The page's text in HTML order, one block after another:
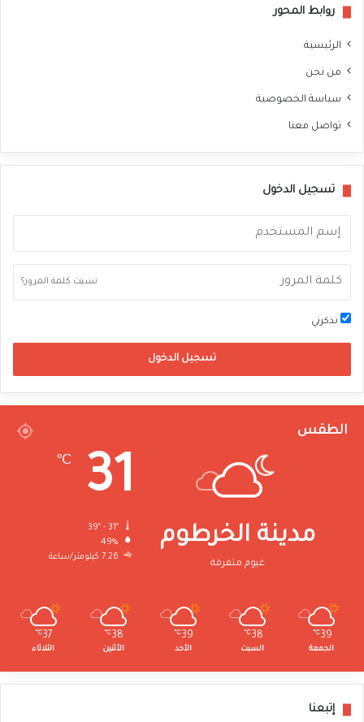
روابط المحور
الرئيسية
من نحن
سياسة الخصوصية
تواصل معنا
تسجيل الدخول
نسيت كلمة المرور؟
تذكرني
تسجيل الدخول
الطقس
مدينة الخرطوم
غيوم متفرقة
31
℃
49%
7.26 كيلومتر/ساعة
39
℃
الجمعة
38
℃
السبت
39
℃
الأحد
38
℃
الأثنين
37
℃
الثلاثاء
إتبعنا